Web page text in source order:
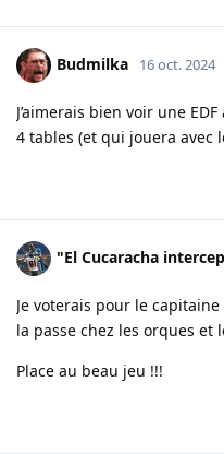
Budmilka 16 oct. 2024
J’aimerais bien voir une
4 tables (et qui jouera avec
"El Cucaracha
Je voterais pour le
la passe chez les orques et
Place au beau jeu !!!